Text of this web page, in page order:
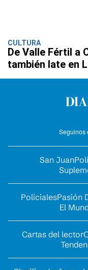
CULTURA
De Valle Fértil a
también late en
Seguinos
San Juan
PolicialesPasión
El
Cartas del lector